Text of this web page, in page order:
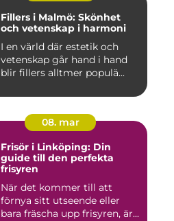
Fillers i Malmö: Skönhet
och vetenskap i harmoni
I en värld där estetik och
vetenskap går hand i hand
blir fillers alltmer populä...
08. mar
Frisör i Linköping: Din
guide till den perfekta
frisyren
När det kommer till att
förnya sitt utseende eller
bara fräscha upp frisyren, är...